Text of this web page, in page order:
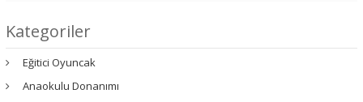
Kategoriler
Eğitici Oyuncak
Anaokulu Donanımı